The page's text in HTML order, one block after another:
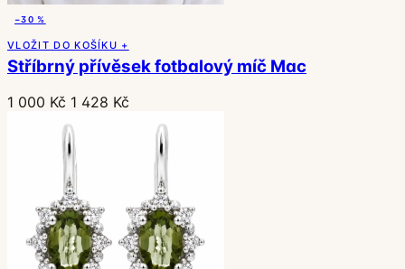
−30 %
VLOŽIT DO KOŠÍKU +
Stříbrný přívěsek fotbalový míč Mac
1 000 Kč 1 428 Kč